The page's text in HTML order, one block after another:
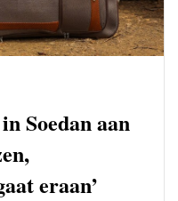
Soedan aan
eraan’